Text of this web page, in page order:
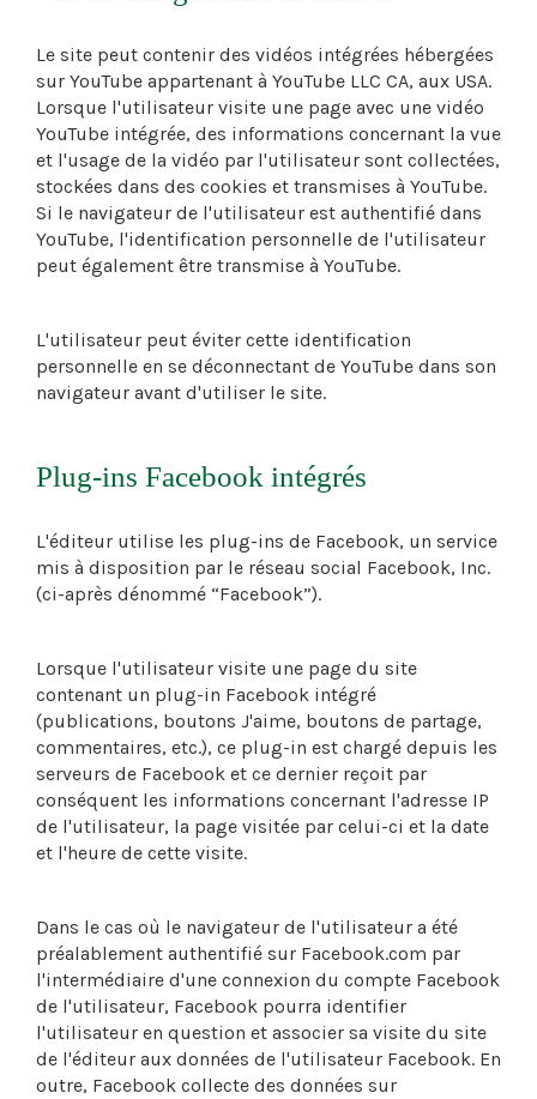
Le site peut contenir des vidéos intégrées hébergées
sur YouTube appartenant à YouTube LLC CA, aux USA.
Lorsque l'utilisateur visite une page avec une vidéo
YouTube intégrée, des informations concernant la vue
et l'usage de la vidéo par l'utilisateur sont collectées,
stockées dans des cookies et transmises à YouTube.
Si le navigateur de l'utilisateur est authentifié dans
YouTube, l'identification personnelle de l'utilisateur
peut également être transmise à YouTube.
L'utilisateur peut éviter cette identification
personnelle en se déconnectant de YouTube dans son
navigateur avant d'utiliser le site.
Plug-ins Facebook intégrés
L'éditeur utilise les plug-ins de Facebook, un service
mis à disposition par le réseau social Facebook, Inc.
(ci-après dénommé “Facebook”).
Lorsque l'utilisateur visite une page du site
contenant un plug-in Facebook intégré
(publications, boutons J'aime, boutons de partage,
commentaires, etc.), ce plug-in est chargé depuis les
serveurs de Facebook et ce dernier reçoit par
conséquent les informations concernant l'adresse IP
de l'utilisateur, la page visitée par celui-ci et la date
et l'heure de cette visite.
Dans le cas où le navigateur de l'utilisateur a été
préalablement authentifié sur Facebook.com par
l'intermédiaire d'une connexion du compte Facebook
de l'utilisateur, Facebook pourra identifier
l'utilisateur en question et associer sa visite du site
de l'éditeur aux données de l'utilisateur Facebook. En
outre, Facebook collecte des données sur